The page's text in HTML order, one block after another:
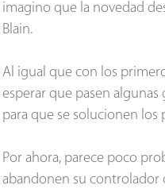
imagino que la novedad
Blain.
Al igual que con los
esperar que pasen
para que se solucionen los
Por ahora, parece poco
abandonen su controlador